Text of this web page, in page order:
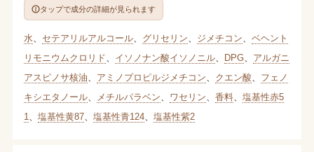
タップで成分の詳細が見られます
水 セテアリルアルコール、 グリセリン ジメチコン
ベヘント
リモニウムクロリド
イソノナン酸イソノニル、 DPG、 アルガニ
アスピノサ核油
アミノプロピルジメチコン クエン酸
フェノ
キシエタノール、 メチルパラベン ワセリン 香料、 塩基性赤5
1
塩基性黄87、 塩基性青124、 塩基性紫2